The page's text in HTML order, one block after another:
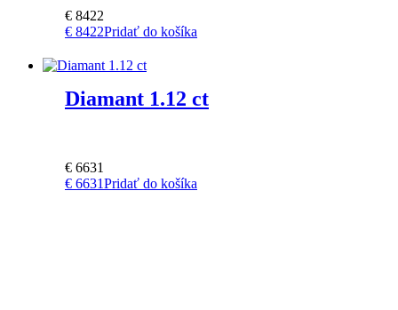
€ 8422
€ 8422Pridať do košíka
Diamant 1.12 ct
€ 6631
€ 6631Pridať do košíka